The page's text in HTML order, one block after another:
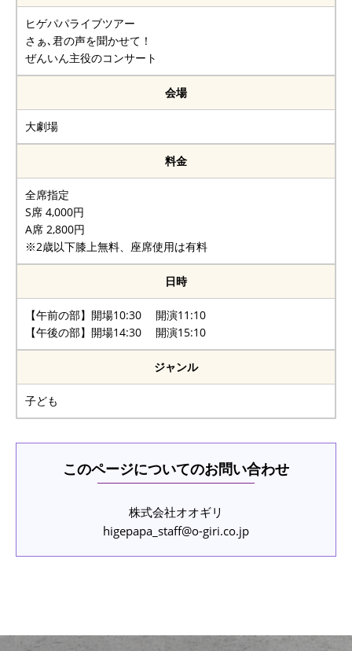
ヒゲパパライブツアー
さぁ､君の声を聞かせて！
ぜんいん主役のコンサート
会場
大劇場
料金
全席指定
S席 4,000円
A席 2,800円
※2歳以下膝上無料、座席使用は有料
日時
【午前の部】開場10:30 開演11:10
【午後の部】開場14:30 開演15:10
ジャンル
子ども
このページについてのお問い合わせ
株式会社オオギリ
higepapa_staff@o-giri.co.jp